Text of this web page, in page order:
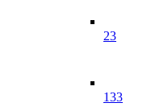
23
133